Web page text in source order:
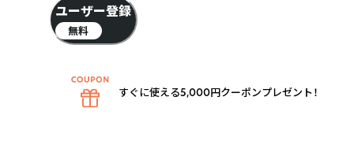
ユーザー登録
無料
すぐに使える5,000円クーポンプレゼント！